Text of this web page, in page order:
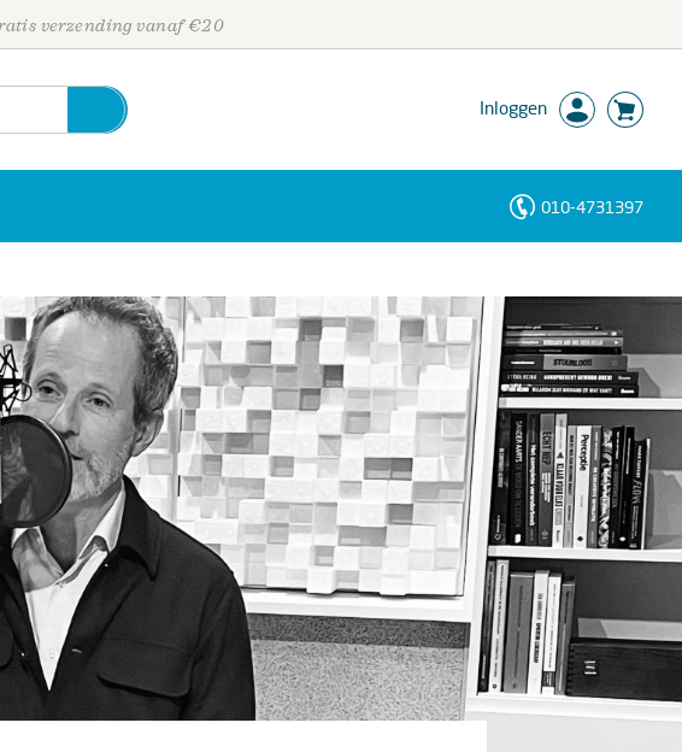
verzending vanaf €20
Inloggen
010-4731397
Personen
Trefwoorden